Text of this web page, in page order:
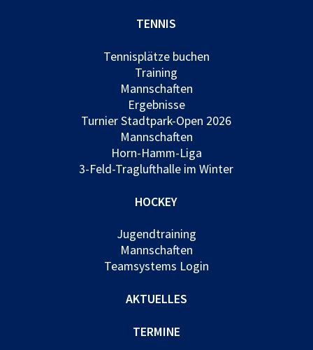
TENNIS
Tennisplätze buchen
Training
Mannschaften
Ergebnisse
Turnier Stadtpark-Open 2026
Mannschaften
Horn-Hamm-Liga
3-Feld-Traglufthalle im Winter
HOCKEY
Jugendtraining
Mannschaften
Teamsystems Login
AKTUELLES
TERMINE